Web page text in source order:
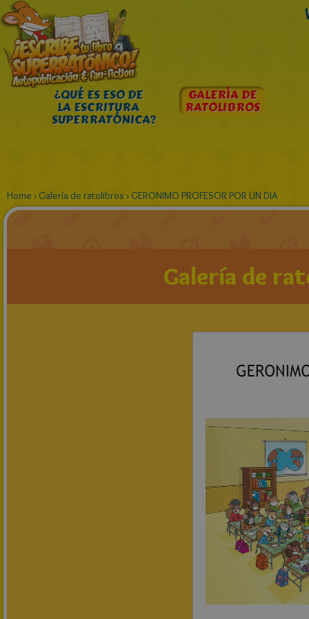
¿QUÉ ES ESO DE
LA ESCRITURA
SUPERRATÓNICA?
GALERÍA DE
RATOLIBROS
Home › Galería de ratolibros › GERONIMO PROFESOR POR UN DIA
Galería de